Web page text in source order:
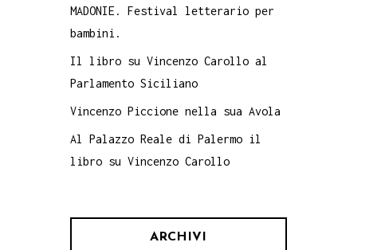
MADONIE. Festival letterario per
bambini.
Il libro su Vincenzo Carollo al
Parlamento Siciliano
Vincenzo Piccione nella sua Avola
Al Palazzo Reale di Palermo il
libro su Vincenzo Carollo
ARCHIVI